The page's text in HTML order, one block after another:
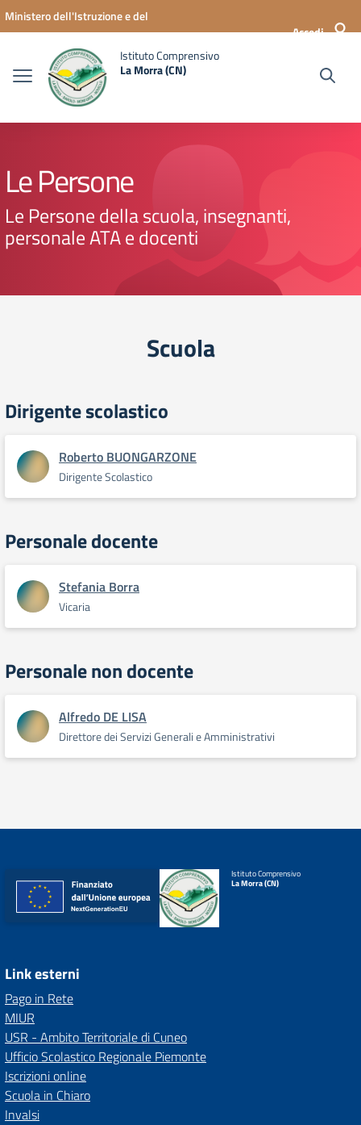
Vai ai contenuti
Vai al menu di navigazione
Vai al footer
Ministero dell'Istruzione e del
Accedi
Istituto Comprensivo
La Morra (CN)
Le Persone
Le Persone della scuola, insegnanti,
personale ATA e docenti
Scuola
Dirigente scolastico
Roberto BUONGARZONE
Dirigente Scolastico
Personale docente
Stefania Borra
Vicaria
Personale non docente
Alfredo DE LISA
Direttore dei Servizi Generali e Amministrativi
Istituto Comprensivo
La Morra (CN)
Link esterni
Pago in Rete
MIUR
USR - Ambito Territoriale di Cuneo
Ufficio Scolastico Regionale Piemonte
Iscrizioni online
Scuola in Chiaro
Invalsi